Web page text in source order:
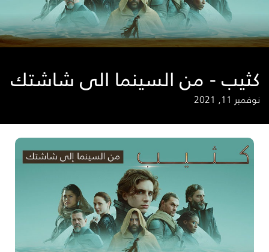
كثيب - من السينما الى شاشتك
نوفمبر 11, 2021